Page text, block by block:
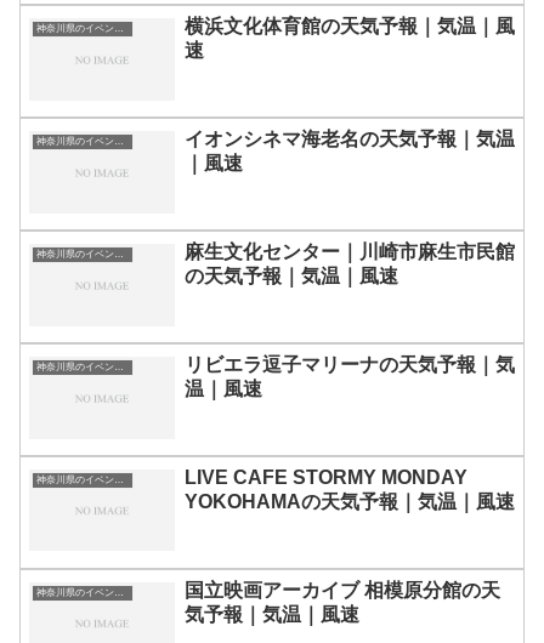
神奈川県のイベント会場一覧
横浜文化体育館の天気予報｜気温｜風
速
神奈川県のイベント会場一覧
イオンシネマ海老名の天気予報｜気温
｜風速
神奈川県のイベント会場一覧
麻生文化センター｜川崎市麻生市民館
の天気予報｜気温｜風速
神奈川県のイベント会場一覧
リビエラ逗子マリーナの天気予報｜気
温｜風速
神奈川県のイベント会場一覧
LIVE CAFE STORMY MONDAY
YOKOHAMAの天気予報｜気温｜風速
国立映画アーカイブ 相模原分館の天
気予報｜気温｜風速